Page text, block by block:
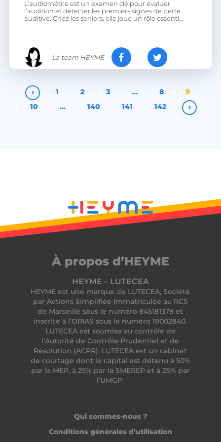
L’audiométrie est un examen clé pour évaluer
l’audition et détecter les premiers signes de perte
auditive. Chez les seniors, elle joue un rôle essenti...
La team HEYME
‹ 1 2 3 … 8
9
10
… 140 141 142 ›
À propos d’HEYME
HEYME – LUTECEA
HEYME est une marque de LUTECEA, Société
par Actions Simplifiée Immatriculée au RCS
de Marseille sous le numéro 845181379 et
inscrite à l’ORIAS sous le numéro 19002840.
LUTECEA est soumise au contrôle de
l’Autorité de Contrôle Prudentiel et de
Résolution (ACPR). LUTECEA est un cabinet
de courtage dont le capital est détenu à 50%
par la MEP, à 25% par la SMEREP et à 25% par
l’UMGP.
Qui sommes-nous ?
Conditions générales d’utilisation
LinkedIn Corporation
.linkedin.com
XSRF-TOKEN .heyme.care
heyme_session .heyme.care
__oauth_redirect_detector
LiveChat
accounts.livechatinc.com
CookieScriptConsent
CookieScript
.heyme.care